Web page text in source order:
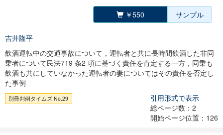
￥550 サンプル
吉井隆平
飲酒運転中の交通事故について，運転者と共に長時間飲酒した非同
乗者について民法719 条2 項に基づく責任を肯定する一方，同乗も
飲酒も共にしていなかった運転者の妻についてはその責任を否定し
た事例
別冊判例タイムズ No.29
引用形式で表示
総ページ数：2
開始ページ位置：126